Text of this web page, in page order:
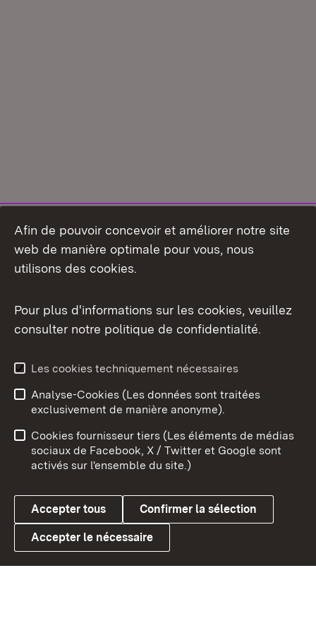
Aperçu des thèmes
Link zum Landesportal
Conseils d'utilisation
Confidentialité
Cookies
Afin de pouvoir concevoir et améliorer notre site
web de manière optimale pour vous, nous
utilisons des cookies.
Pour plus d'informations sur les cookies, veuillez
consulter notre politique de confidentialité.
Les cookies techniquement nécessaires
Analyse-Cookies (Les données sont traitées
exclusivement de manière anonyme).
Cookies fournisseur tiers (Les éléments de médias
sociaux de Facebook, X / Twitter et Google sont
activés sur l'ensemble du site.)
Accepter tous Confirmer la sélection
Accepter le nécessaire